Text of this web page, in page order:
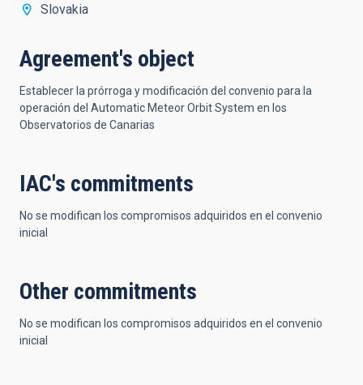
Slovakia
Agreement's object
Establecer la prórroga y modificación del convenio para la
operación del Automatic Meteor Orbit System en los
Observatorios de Canarias
IAC's commitments
No se modifican los compromisos adquiridos en el convenio
inicial
Other commitments
No se modifican los compromisos adquiridos en el convenio
inicial